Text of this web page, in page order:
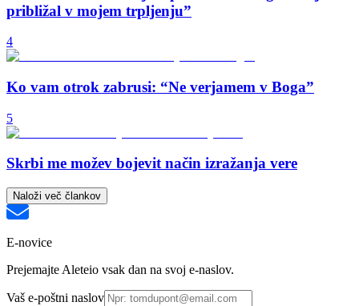
približal v mojem trpljenju”
4
Ko vam otrok zabrusi: “Ne verjamem v Boga”
5
Skrbi me možev bojevit način izražanja vere
Naloži več člankov
E-novice
Prejemajte Aleteio vsak dan na svoj e-naslov.
Vaš e-poštni naslov